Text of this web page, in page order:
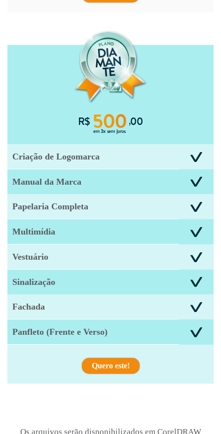
Criação de Logomarca
Manual da Marca
Papelaria Completa
Multimídia
Vestuário
Sinalização
Fachada
Panfleto (Frente e Verso)
Quero este!
Os arquivos serão disponibilizados em CorelDRAW